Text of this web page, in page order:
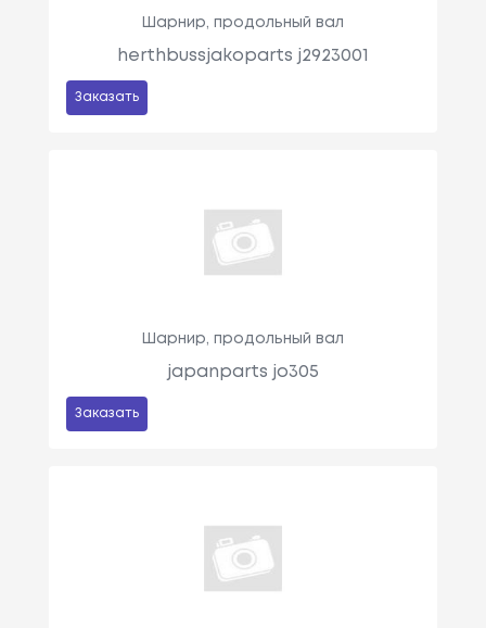
Шарнир, продольный вал
herthbussjakoparts j2923001
Заказать
Шарнир, продольный вал
japanparts jo305
Заказать